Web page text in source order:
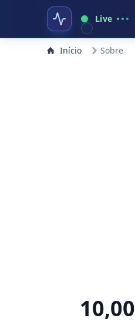
Live
Início Sobre